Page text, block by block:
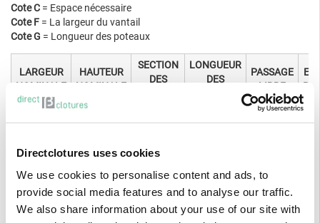
Directclotures uses cookies
We use cookies to personalise content and ads, to
provide social media features and to analyse our traffic.
We also share information about your use of our site with
Cote C = Espace nécessaire
Cote F = La largeur du vantail
Cote G = Longueur des poteaux
LARGEUR
NOMINALE
HAUTEUR
NOMINALE
SECTION
DES
LONGUEUR
DES
PASSAGE
LIBRE
1.00 Mètre
(vantail de
970 mm)
1.00 M 1 700 mm
1 045
1.20 M
60 x 60 x
1.50 M
60 x 60 x
2 200 mm